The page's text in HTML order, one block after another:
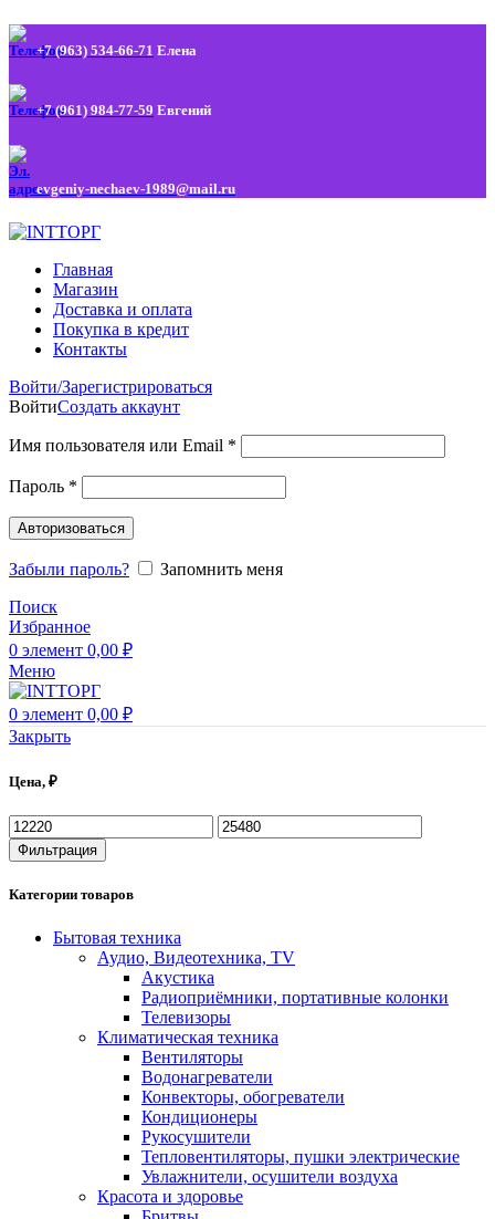
+7 (963) 534-66-71 Елена
+7 (961) 984-77-59 Евгений
evgeniy-nechaev-1989@mail.ru
Главная
Магазин
Доставка и оплата
Покупка в кредит
Контакты
Войти/Зарегистрироваться
ВойтиСоздать аккаунт
Имя пользователя или Email *
Пароль *
Авторизоваться
Забыли пароль?
Запомнить меня
Поиск
Избранное
0 элемент 0,00 ₽
Меню
0 элемент 0,00 ₽
Закрыть
Цена, ₽
Минимальная
цена
Максимальная
цена
Фильтрация
Категории товаров
Бытовая техника
Аудио, Видеотехника, TV
Акустика
Радиоприёмники, портативные колонки
Телевизоры
Климатическая техника
Вентиляторы
Водонагреватели
Конвекторы, обогреватели
Кондиционеры
Рукосушители
Тепловентиляторы, пушки электрические
Увлажнители, осушители воздуха
Красота и здоровье